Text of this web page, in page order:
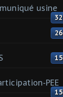
usine
32
26
15
PEE
15